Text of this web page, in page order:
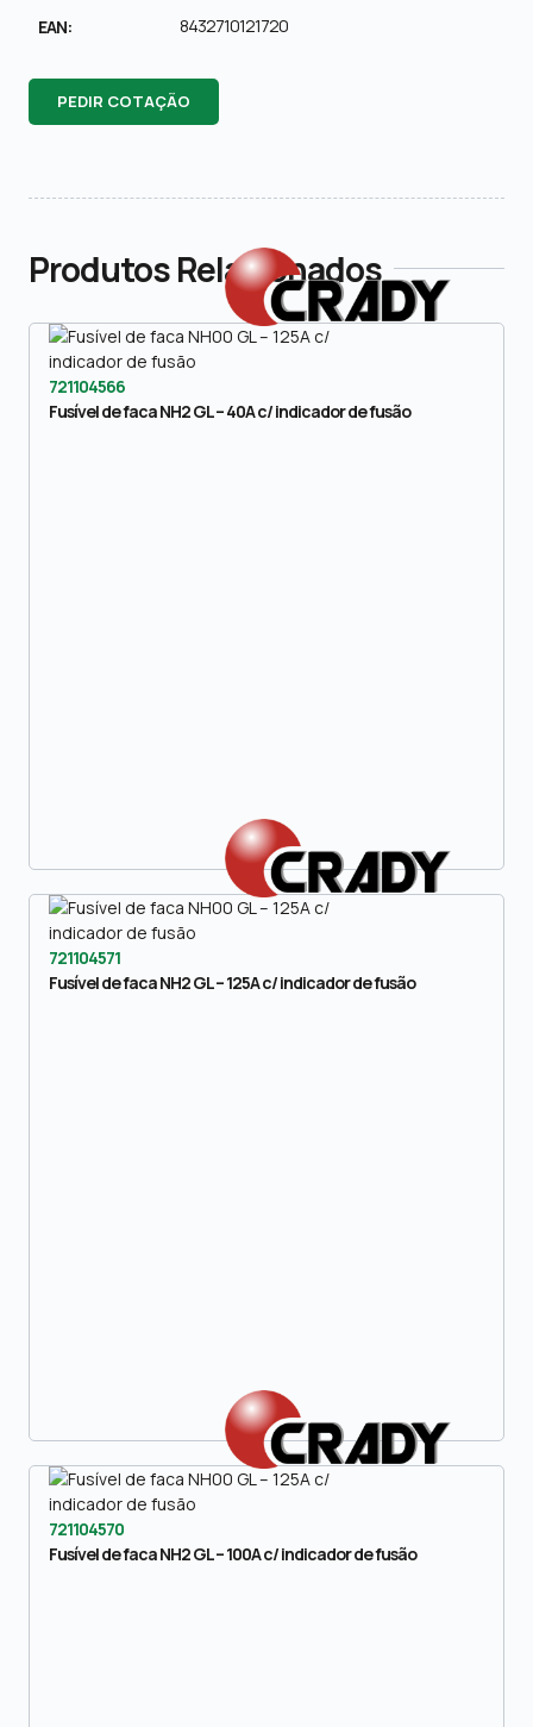
EAN: 8432710121720
PEDIR COTAÇÃO
Produtos Relacionados
721104566
Fusível de faca NH2 GL – 40A c/ indicador de fusão
721104571
Fusível de faca NH2 GL – 125A c/ indicador de fusão
721104570
Fusível de faca NH2 GL – 100A c/ indicador de fusão